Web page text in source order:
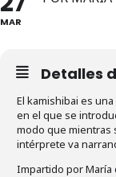
MAR
Detalles
El kamishibai es
en el que se
modo que mientras
intérprete va
Impartido por María